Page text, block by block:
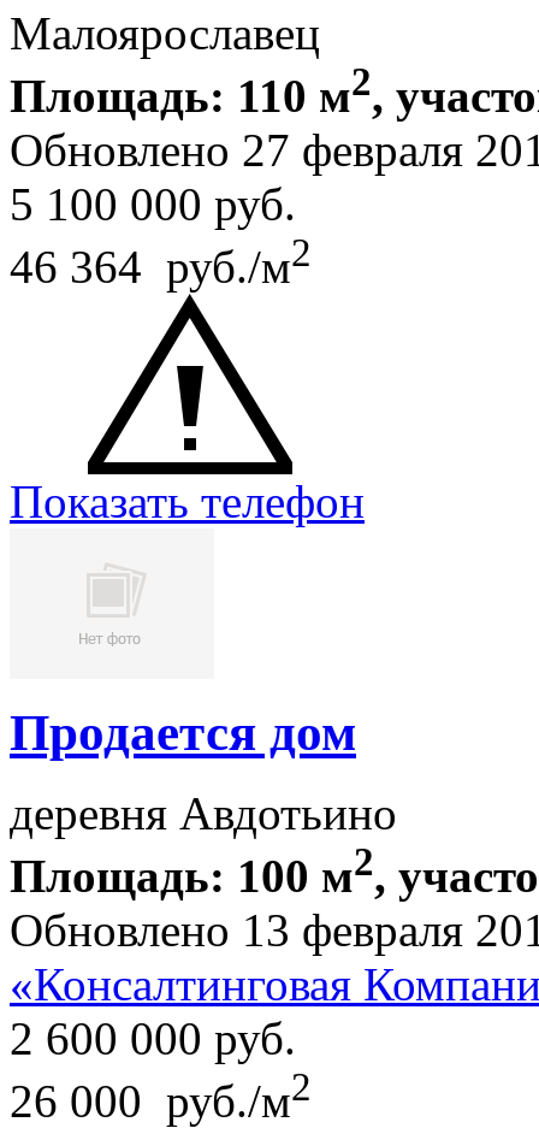
Малоярославец
Площадь: 110 м2,
Обновлено 27 февраля
5 100 000 руб.
46 364 руб./м2
Показать телефон
Продается дом
деревня Авдотьино
Площадь: 100 м2,
Обновлено 13 февраля
«Консалтинговая
2 600 000 руб.
26 000 руб./м2